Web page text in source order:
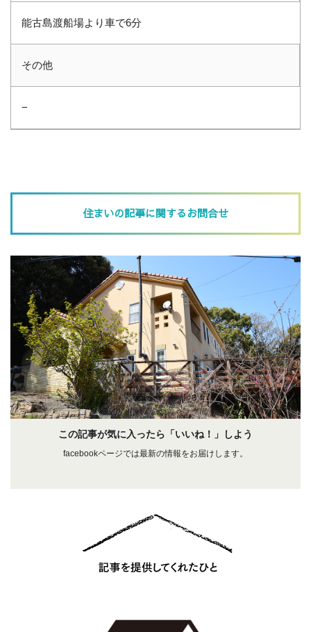
能古島渡船場より車で6分
その他
−
住まいの記事に関するお問合せ
この記事が気に入ったら「いいね！」しよう
facebookページでは最新の情報をお届けします。